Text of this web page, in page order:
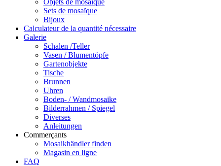
Objets de mosaïque
Sets de mosaïque
Bijoux
Calculateur de la quantité nécessaire
Galerie
Schalen /Teller
Vasen / Blumentöpfe
Gartenobjekte
Tische
Brunnen
Uhren
Boden- / Wandmosaike
Bilderrahmen / Spiegel
Diverses
Anleitungen
Commerçants
Mosaikhändler finden
Magasin en ligne
FAQ